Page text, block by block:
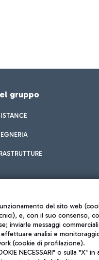
gruppo
del sito web
e, con il suo consenso,
inviarle messaggi
analisi e
(cookie di profilazione).
NECESSARI" o sulla